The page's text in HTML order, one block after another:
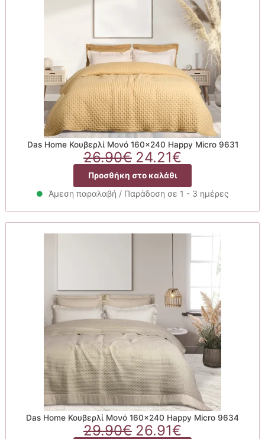
Das Home Κουβερλί Μονό 160×240 Happy Micro 9631
26.90€ Original
price
was:
26.90€.
24.21€
τρέχουσα
τιμή
είναι:
24.21€.
Προσθήκη στο καλάθι
Άμεση παραλαβή / Παράδοση σε 1 - 3 ημέρες
Das Home Κουβερλί Μονό 160×240 Happy Micro 9634
29.90€ Original
26.91€